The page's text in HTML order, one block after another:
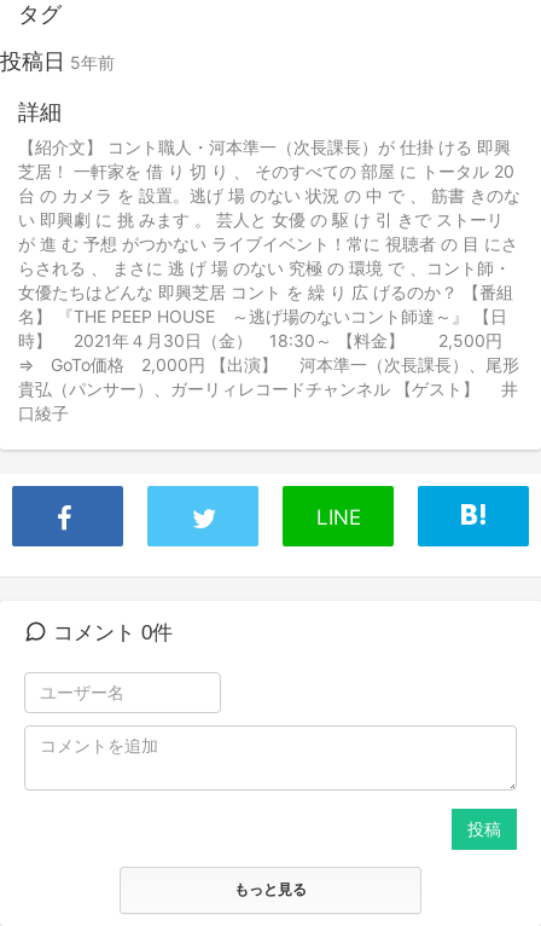
タグ
投稿日 5年前
詳細
【紹介文】 コント職人・河本準一（次長課長）が 仕掛 ける 即興
芝居！ 一軒家を 借 り 切 り 、 そのすべての 部屋 に トータル 20
台 の カメラ を 設置。逃げ 場 のない 状況 の 中 で 、 筋書 きのな
い 即興劇 に 挑 みます 。 芸人と 女優 の 駆 け 引 きで ストーリ
が 進 む 予想 がつかない ライブイベント！常に 視聴者 の 目 にさ
らされる 、 まさに 逃 げ 場 のない 究極 の 環境 で 、コント師・
女優たちはどんな 即興芝居 コント を 繰 り 広 げるのか？ 【番組
名】 『THE PEEP HOUSE ～逃げ場のないコント師達～』 【日
時】 2021年４月30日（金） 18:30～ 【料金】 2,500円
⇒ GoTo価格 2,000円 【出演】 河本準一（次長課長）、尾形
貴弘（パンサー）、ガーリィレコードチャンネル 【ゲスト】 井
口綾子
LINE
コメント 0件
投稿
もっと見る